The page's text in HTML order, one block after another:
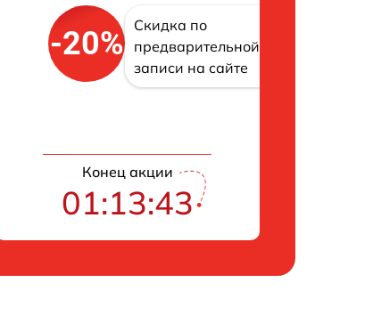
-20%
Скидка по
предварительной
записи на сайте
Конец акции
01:13:42